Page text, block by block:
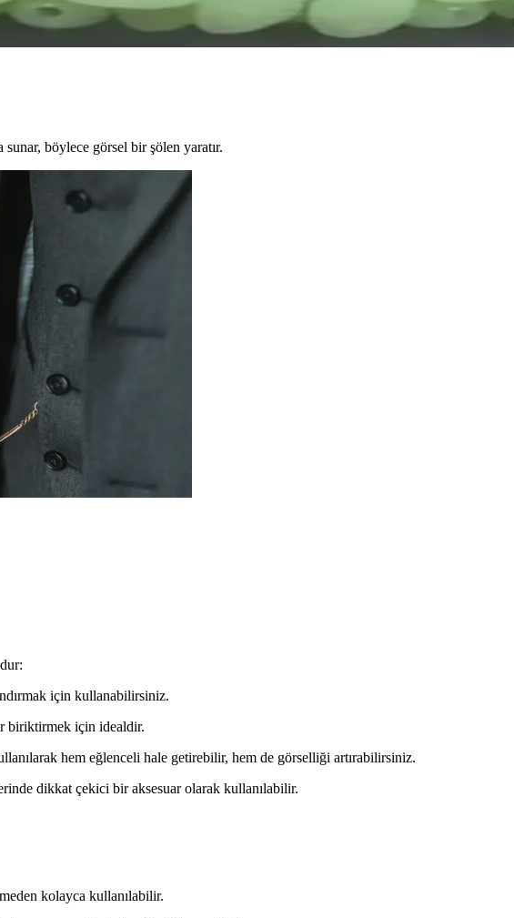
ve performansları detaylı şekilde karşılaştırılarak, hobi ve dekorasyon projeleri için
böylece görsel bir şölen yaratır.
için kullanabilirsiniz.
biriktirmek için idealdir.
hem eğlenceli hale getirebilir, hem de görselliği artırabilirsiniz.
dikkat çekici bir aksesuar olarak kullanılabilir.
kolayca kullanılabilir.